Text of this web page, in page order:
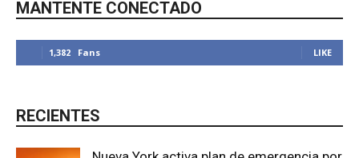
MANTENTE CONECTADO
1,382 Fans LIKE
RECIENTES